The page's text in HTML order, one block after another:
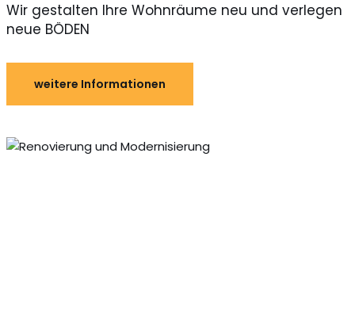
Wir gestalten Ihre Wohnräume neu und verlegen
neue BÖDEN
weitere Informationen